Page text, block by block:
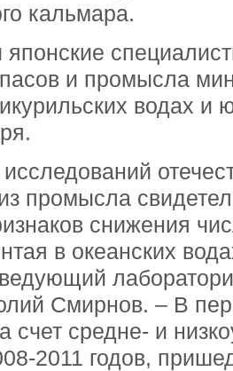
кальмара.
японские
и промысла
водах и
промысла
снижения
в океанских
Смирнов. – В
счет средне- и
2011 годов,